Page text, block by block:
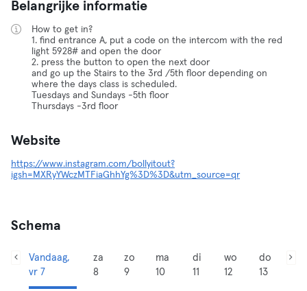
Belangrijke informatie
How to get in?
1. find entrance A, put a code on the intercom with the red
light 5928# and open the door
2. press the button to open the next door
and go up the Stairs to the 3rd /5th floor depending on
where the days class is scheduled.
Tuesdays and Sundays -5th floor
Thursdays -3rd floor
Website
https://www.instagram.com/bollyitout?
igsh=MXRyYWczMTFiaGhhYg%3D%3D&utm_source=qr
Schema
Vandaag,
vr 7
za
8
zo
9
ma
10
di
11
wo
12
do
13